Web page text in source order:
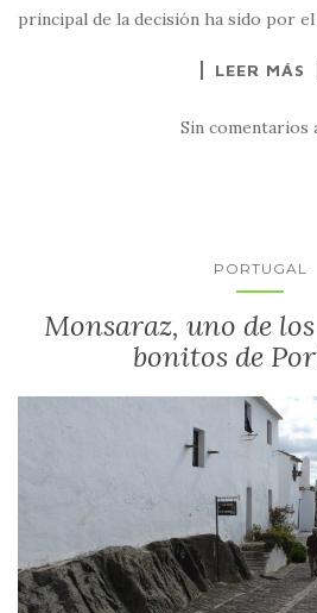
principal de la decisión ha sido por
LEER MÁS
Sin comentarios
PORTUGAL
Monsaraz, uno de
bonitos de